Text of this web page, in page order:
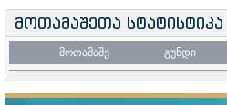
მოთამაშეთა
მოთამაშე გუნდი